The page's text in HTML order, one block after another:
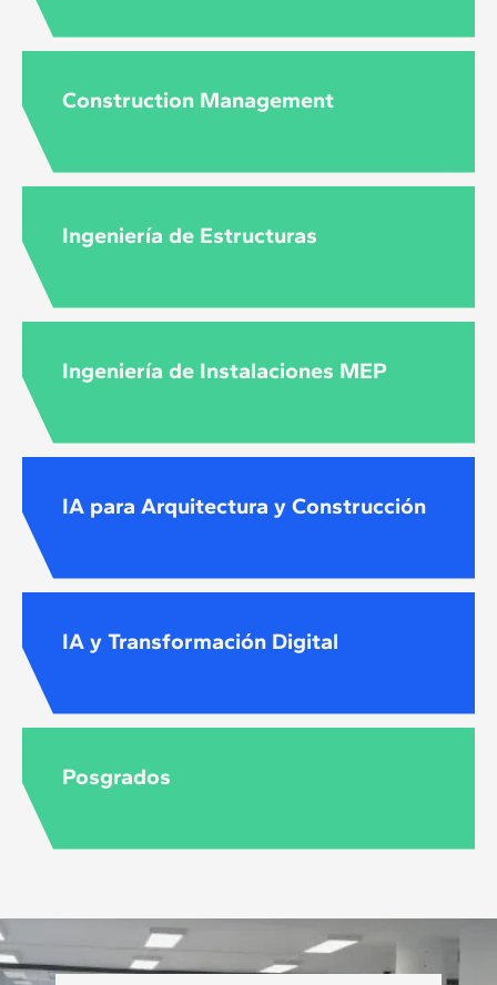
Construction Management
Ingeniería de Estructuras
Ingeniería de Instalaciones MEP
IA para Arquitectura y Construcción
IA y Transformación Digital
Posgrados